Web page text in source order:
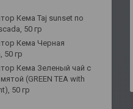
Кема Taj sunset по
50 гр
Кема Черная
50 гр
Кема Зеленый чай с
(GREEN TEA with
50 гр